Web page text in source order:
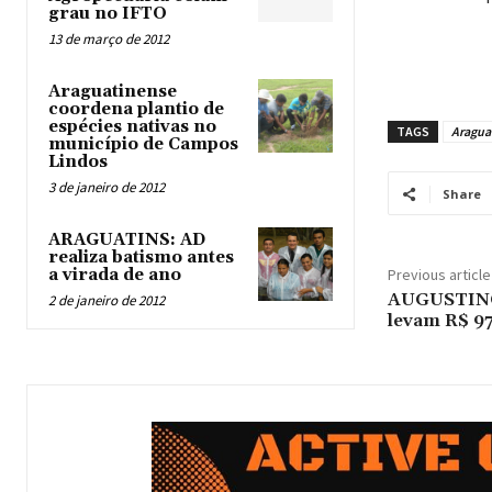
grau no IFTO
13 de março de 2012
Araguatinense
coordena plantio de
espécies nativas no
município de Campos
Lindos
3 de janeiro de 2012
ARAGUATINS: AD
realiza batismo antes
a virada de ano
2 de janeiro de 2012
TAGS
Share
Previous article
levam R$